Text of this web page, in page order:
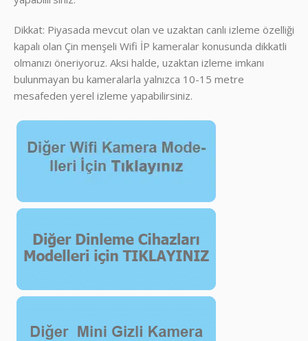
Dikkat: Piyasada mevcut olan ve uzaktan canlı izleme özelliği
kapalı olan Çin menşeli Wifi İP kameralar konusunda dikkatli
olmanızı öneriyoruz. Aksi halde, uzaktan izleme imkanı
bulunmayan bu kameralarla yalnızca 10-15 metre
mesafeden yerel izleme yapabilirsiniz.